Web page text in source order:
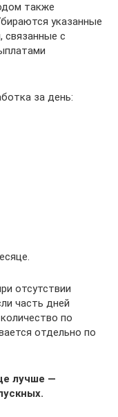
также
указанные
связанные с
за день:
отсутствии
часть дней
по
отдельно по
лучше —